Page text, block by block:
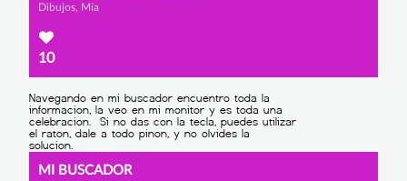
Dibujos, Mía
10
MI BUSCADOR